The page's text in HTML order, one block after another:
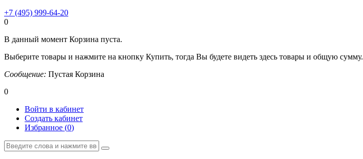
+7 (495) 999-64-20
0
В данный момент Корзина пуста.
Выберите товары и нажмите на кнопку Купить, тогда Вы будете видеть здесь товары и общую сумму.
Сообщение: Пустая Корзина
0
Войти в кабинет
Создать кабинет
Избранное (0)